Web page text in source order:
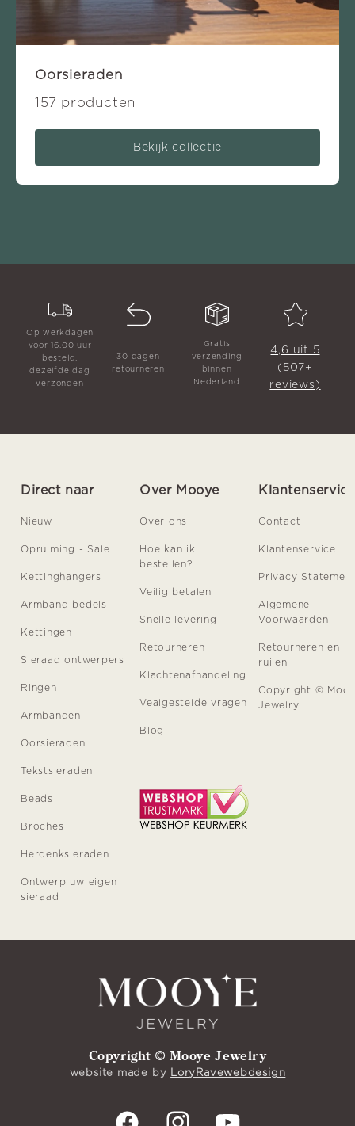
Oorsieraden
157 producten
Bekijk collectie
Op werkdagen
voor 16.00 uur
besteld,
dezelfde dag
verzonden
30 dagen
retourneren
Gratis
verzending
binnen
Nederland
4,6 uit 5
(507+
reviews)
Direct naar
Nieuw
Opruiming - Sale
Kettinghangers
Armband bedels
Kettingen
Sieraad ontwerpers
Ringen
Armbanden
Oorsieraden
Tekstsieraden
Beads
Broches
Herdenksieraden
Ontwerp uw eigen
sieraad
Over Mooye
Over ons
Hoe kan ik
bestellen?
Veilig betalen
Snelle levering
Retourneren
Klachtenafhandeling
Vealgestelde vragen
Blog
Klantenservice
Contact
Klantenservice
Privacy
Algemene
Voorwaarden
Retourneren en
ruilen
Copyright ©
Jewelry
Copyright © Mooye Jewelry
website made by LoryRavewebdesign